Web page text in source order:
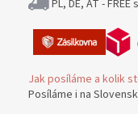
PL, DE, AT -
Jak posíláme a kolik
Posíláme i na